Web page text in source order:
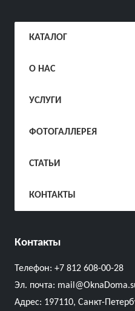
КАТАЛОГ
О НАС
УСЛУГИ
ФОТОГАЛЛЕРЕЯ
СТАТЬИ
КОНТАКТЫ
Контакты
Телефон: +7 812 608-00-28
Эл. почта:
Адрес: 197110, Санкт-